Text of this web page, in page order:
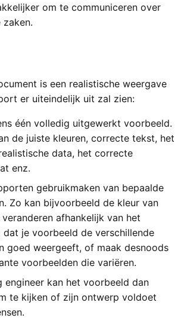
om te communiceren over
is een realistische weergave
er uiteindelijk uit zal zien:
één volledig uitgewerkt voorbeeld.
de juiste kleuren, correcte tekst, het
data, het correcte
enz.
gebruikmaken van bepaalde
Zo kan bijvoorbeeld de kleur van
afhankelijk van het
je voorbeeld de verschillende
goed weergeeft, of maak desnoods
voorbeelden die variëren.
engineer kan het voorbeeld dan
te kijken of zijn ontwerp voldoet